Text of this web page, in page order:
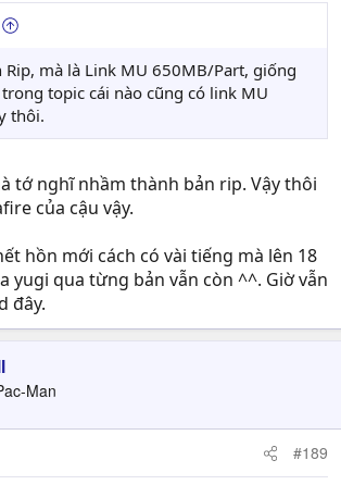
Rip, mà là Link MU 650MB/Part, giống
topic cái nào cũng có link MU
thôi.
tớ nghĩ nhầm thành bản rip. Vậy thôi
của cậu vậy.
hồn mới cách có vài tiếng mà lên 18
yugi qua từng bản vẫn còn ^^. Giờ vẫn
đây.
Man
#189